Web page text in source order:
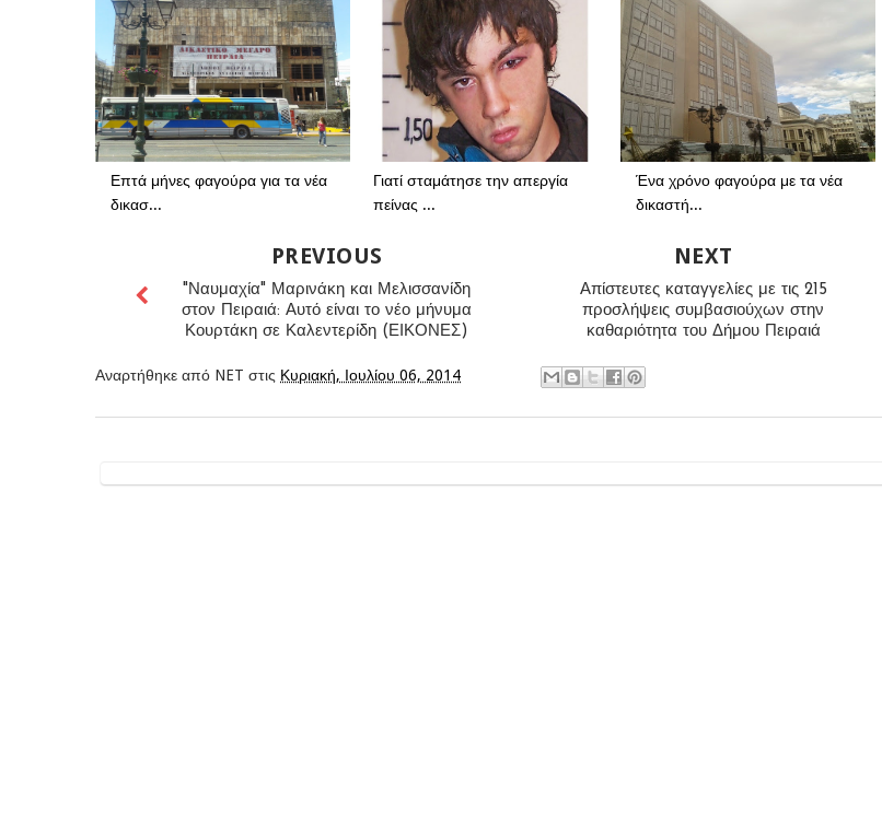
Επτά μήνες φαγούρα για τα νέα
δικασ...
Γιατί σταμάτησε την απεργία
πείνας ...
Ένα χρόνο φαγούρα με τα νέα
δικαστή...
NEXT
Απίστευτες καταγγελίες με τις 215
προσλήψεις συμβασιούχων στην
καθαριότητα του Δήμου Πειραιά
PREVIOUS
"Ναυμαχία" Μαρινάκη και Μελισσανίδη
στον Πειραιά: Αυτό είναι το νέο μήνυμα
Κουρτάκη σε Καλεντερίδη (ΕΙΚΟΝΕΣ)
Αναρτήθηκε από NET στις Κυριακή, Ιουλίου 06, 2014